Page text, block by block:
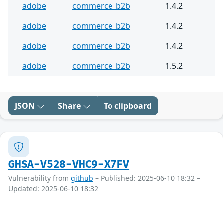
adobe
commerce_b2b
1.4.2
adobe
commerce_b2b
1.4.2
adobe
commerce_b2b
1.4.2
adobe
commerce_b2b 1.5.2
JSON Share To clipboard
GHSA-V528-VHC9-X7FV
Vulnerability from github – Published: 2025-06-10 18:32 –
Updated: 2025-06-10 18:32